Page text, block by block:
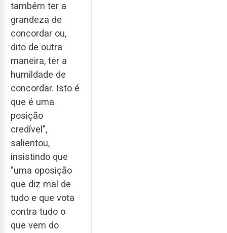
também ter a
grandeza de
concordar ou,
dito de outra
maneira, ter a
humildade de
concordar. Isto é
que é uma
posição
credível",
salientou,
insistindo que
"uma oposição
que diz mal de
tudo e que vota
contra tudo o
que vem do